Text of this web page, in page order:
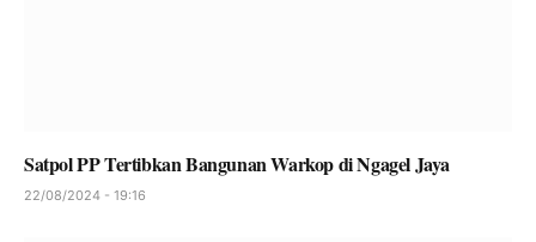
Satpol PP Tertibkan Bangunan Warkop di Ngagel Jaya
22/08/2024 - 19:16